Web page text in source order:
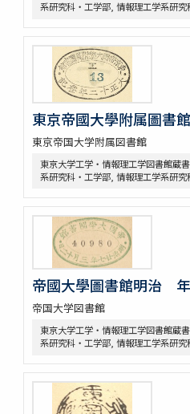
系研究科・工学部, 情報理工学系研究
東京帝國大學附属圖書
東京帝国大学附属図書館
東京大学工学・情報理工学図書館蔵
系研究科・工学部, 情報理工学系研究
帝國大學圖書館明治
帝国大学図書館
東京大学工学・情報理工学図書館蔵
系研究科・工学部, 情報理工学系研究